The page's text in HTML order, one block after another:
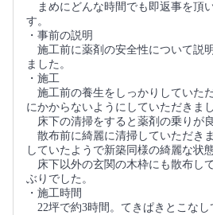
まめにどんな時間でも即返事を頂
す。
・事前の説明
施工前に薬剤の安全性について説
ました。
・施工
施工前の養生をしっかりしていた
にかからないようにしていただきまし
床下の清掃をすると薬剤の乗りが
散布前に綺麗に清掃していただき
していたようで新築同様の綺麗な状
床下以外の玄関の木枠にも散布し
ぶりでした。
・施工時間
22坪で約3時間。てきぱきとこなし